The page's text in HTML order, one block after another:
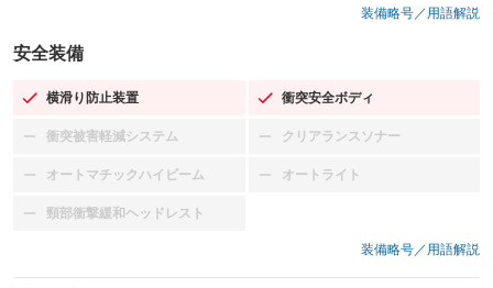
装備略号／用語解説
安全装備
横滑り防止装置
：装備あり 衝突安全ボディ
：装備あり
衝突被害軽減システム
：装備なし クリアランスソナー
：装備なし
オートマチックハイビーム
：装備なし オートライト
：装備なし
頸部衝撃緩和ヘッドレスト
：装備なし
装備略号／用語解説